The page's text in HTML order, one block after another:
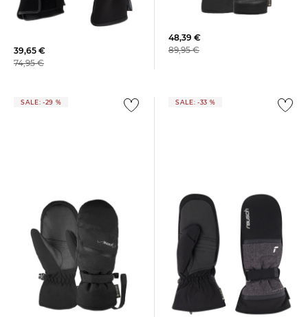
Reusch | Damen
Skihandschuhe TESSA
39,65 €
74,95 €
Reusch | Damen Ski
Handschuhe ALESSIA GTX
48,39 €
89,95 €
SALE: -29 %
Reusch | Damen Ski
Fäustlinge SANDY MITTEN
SALE: -33 %
Reusch | Damen
Skifäustlinge ALESSIA MITTEN